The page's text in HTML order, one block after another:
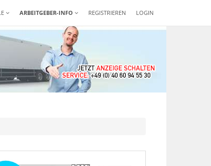
REGISTRIEREN LOGIN
ARBEITGEBER-INFO